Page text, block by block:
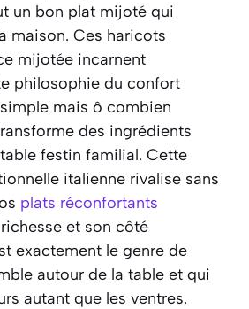
un bon plat mijoté qui
maison. Ces haricots
mijotée incarnent
philosophie du confort
mais ô combien
des ingrédients
festin familial. Cette
italienne rivalise sans
plats réconfortants
et son côté
exactement le genre de
autour de la table et qui
autant que les ventres.